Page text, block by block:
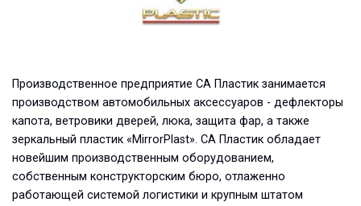
Производственное предприятие СА Пластик занимается
производством автомобильных аксессуаров - дефлекторы
капота, ветровики дверей, люка, защита фар, а также
зеркальный пластик «MirrorPlast». СА Пластик обладает
новейшим производственным оборудованием,
собственным конструкторским бюро, отлаженно
работающей системой логистики и крупным штатом